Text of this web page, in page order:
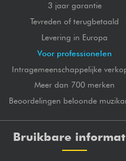
3 jaar garantie
Tevreden of terugbetaald
Levering in Europa
Voor professionelen
Intragemeenschappelijke
Meer dan 700 merken
Beoordelingen beloonde
Bruikbare